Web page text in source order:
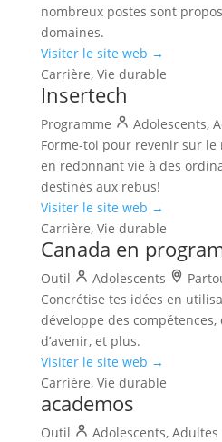
nombreux postes sont
domaines.
Visiter le site web →
Carrière, Vie durable
Insertech
Programme Adolescents,
Forme-toi pour revenir sur
en redonnant vie à des
destinés aux rebus!
Visiter le site web →
Carrière, Vie durable
Canada en
Outil Adolescents
Concrétise tes idées en
développe des
d’avenir, et plus.
Visiter le site web →
Carrière, Vie durable
academos
Outil Adolescents, Adultes